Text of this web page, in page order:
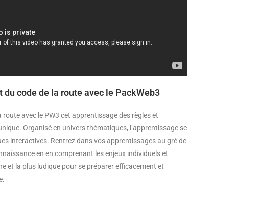
du code de la route avec le PackWeb3
route avec le PW3 cet apprentissage des règles et
Organisé en univers thématiques, l’apprentissage se
interactives. Rentrez dans vos apprentissages au gré de
en en comprenant les enjeux individuels et
et la plus ludique pour se préparer efficacement et